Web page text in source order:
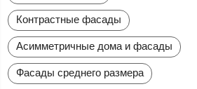
Контрастные фасады
Асимметричные дома и фасады
Фасады среднего размера